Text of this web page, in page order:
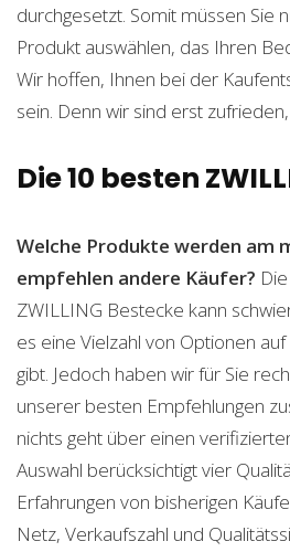
durchgesetzt. Somit müssen Sie
Produkt auswählen, das Ihren
Wir hoffen, Ihnen bei der
sein. Denn wir sind erst
Die 10 besten
Welche Produkte werden am
empfehlen andere Käufer?
ZWILLING Bestecke kann
es eine Vielzahl von Optionen
gibt. Jedoch haben wir für Sie
unserer besten Empfehlungen
nichts geht über einen
Auswahl berücksichtigt vier
Erfahrungen von bisherigen
Netz, Verkaufszahl und